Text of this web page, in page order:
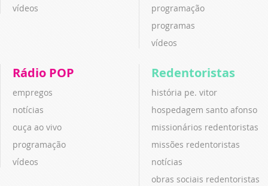
vídeos
programação
programas
vídeos
Rádio POP
empregos
notícias
ouça ao vivo
programação
vídeos
Redentoristas
história pe. vitor
hospedagem santo afonso
missionários redentoristas
missões redentoristas
notícias
obras sociais redentoristas